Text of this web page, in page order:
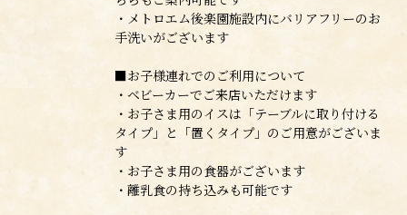
・メトロエム後楽園施設内にバリアフリーのお
手洗いがございます
■お子様連れでのご利用について
・ベビーカーでご来店いただけます
・お子さま用のイスは「テーブルに取り付ける
タイプ」と「置くタイプ」のご用意がございま
す
・お子さま用の食器がございます
・離乳食の持ち込みも可能です